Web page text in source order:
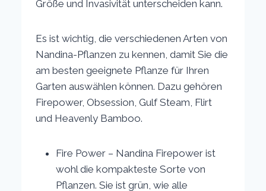
Größe und Invasivität unterscheiden kann.
Es ist wichtig, die verschiedenen Arten von
Nandina-Pflanzen zu kennen, damit Sie die
am besten geeignete Pflanze für Ihren
Garten auswählen können. Dazu gehören
Firepower, Obsession, Gulf Steam, Flirt
und Heavenly Bamboo.
Fire Power – Nandina Firepower ist
wohl die kompakteste Sorte von
Pflanzen. Sie ist grün, wie alle